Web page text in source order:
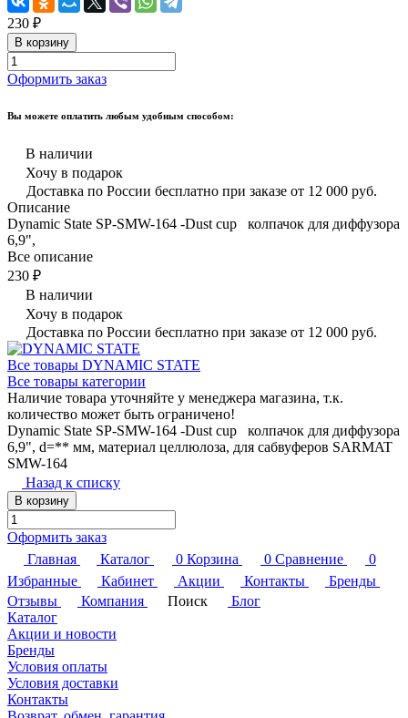
230 ₽
В корзину
Оформить заказ
Вы можете оплатить любым удобным способом:
В наличии
Хочу в подарок
Доставка по России бесплатно при заказе от 12 000 руб.
Описание
Dynamic State SP-SMW-164 -Dust cup колпачок для диффузора
6,9",
Все описание
230 ₽
В наличии
Хочу в подарок
Доставка по России бесплатно при заказе от 12 000 руб.
Все товары DYNAMIC STATE
Все товары категории
Наличие товара уточняйте у менеджера магазина, т.к.
количество может быть ограничено!
Dynamic State SP-SMW-164 -Dust cup колпачок для диффузора
6,9", d=** мм, материал целлюлоза, для сабвуферов SARMAT
SMW-164
Назад к списку
В корзину
Оформить заказ
Главная
Каталог 0 Корзина 0 Сравнение
0
Избранные
Кабинет Акции Контакты
Бренды
Отзывы
Компания Поиск
Блог
Каталог
Акции и новости
Бренды
Условия оплаты
Условия доставки
Контакты